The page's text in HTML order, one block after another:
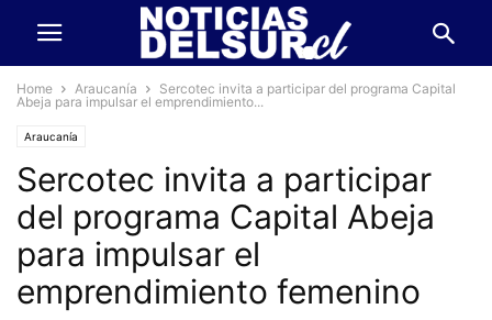
Home Araucanía
Sercotec invita a participar del programa Capital
Abeja para impulsar el emprendimiento...
Araucanía
Sercotec invita a participar
del programa Capital Abeja
para impulsar el
emprendimiento femenino